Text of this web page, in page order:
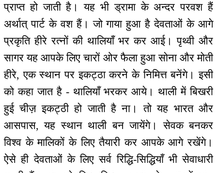
प्राप्त हो जाती है। यह भी ड्रामा के अन्दर परवश हैं
अर्थात् पार्ट के वश हैं। जो गाया हुआ है देवताओं के आगे
प्रकृति हीरे रत्नों की थालियाँ भर कर आई। पृथ्वी और
सागर यह आपके लिए चारों ओर फैला हुआ सोना और मोती
हीरे, एक स्थान पर इकट्ठा करने के निमित्त बनेंगे। इसी
को कहा जात है - थालियाँ भरकर आये। थाली में बिखरी
हुई चीज़ इकट्ठी हो जाती है ना। तो यह भारत और
आसपास, यह स्थान थाली बन जायेंगे। सेवक बनकर
विश्व के मालिकों के लिए तैयारी कर आपके आगे रखेंगे।
ऐसे ही देवताओं के लिए सर्व रिद्धि-सिद्धियाँ भी सेवाधारी